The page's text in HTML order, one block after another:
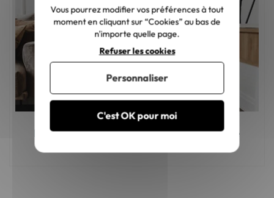
Meuble en bois : comment choisir la bonne
Vous pourrez modifier vos préférences à tout
moment en cliquant sur “Cookies” au bas de
n'importe quelle page.
C'est OK pour moi
Refuser les cookies
Personnaliser